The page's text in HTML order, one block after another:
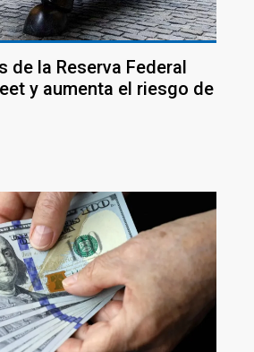
de la Reserva Federal
y aumenta el riesgo de